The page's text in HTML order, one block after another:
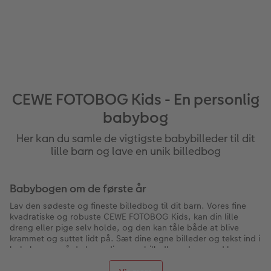
CEWE FOTOBOG Kids - En personlig
babybog
Her kan du samle de vigtigste babybilleder til dit
lille barn og lave en unik billedbog
Babybogen om de første år
Lav den sødeste og fineste billedbog til dit barn. Vores fine
kvadratiske og robuste CEWE FOTOBOG Kids, kan din lille
dreng eller pige selv holde, og den kan tåle både at blive
krammet og suttet lidt på. Sæt dine egne billeder og tekst ind i
babybogen, så du laver din egen billedbog. Læs med her og
få inspiration og gode idéer til en fin og personlig